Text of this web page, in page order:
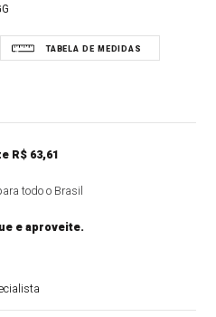
R$ 63,61
todo o Brasil
e aproveite.